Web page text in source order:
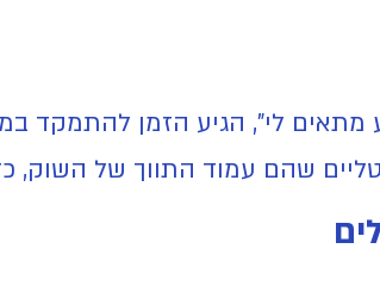
לי", הגיע הזמן להתמקד